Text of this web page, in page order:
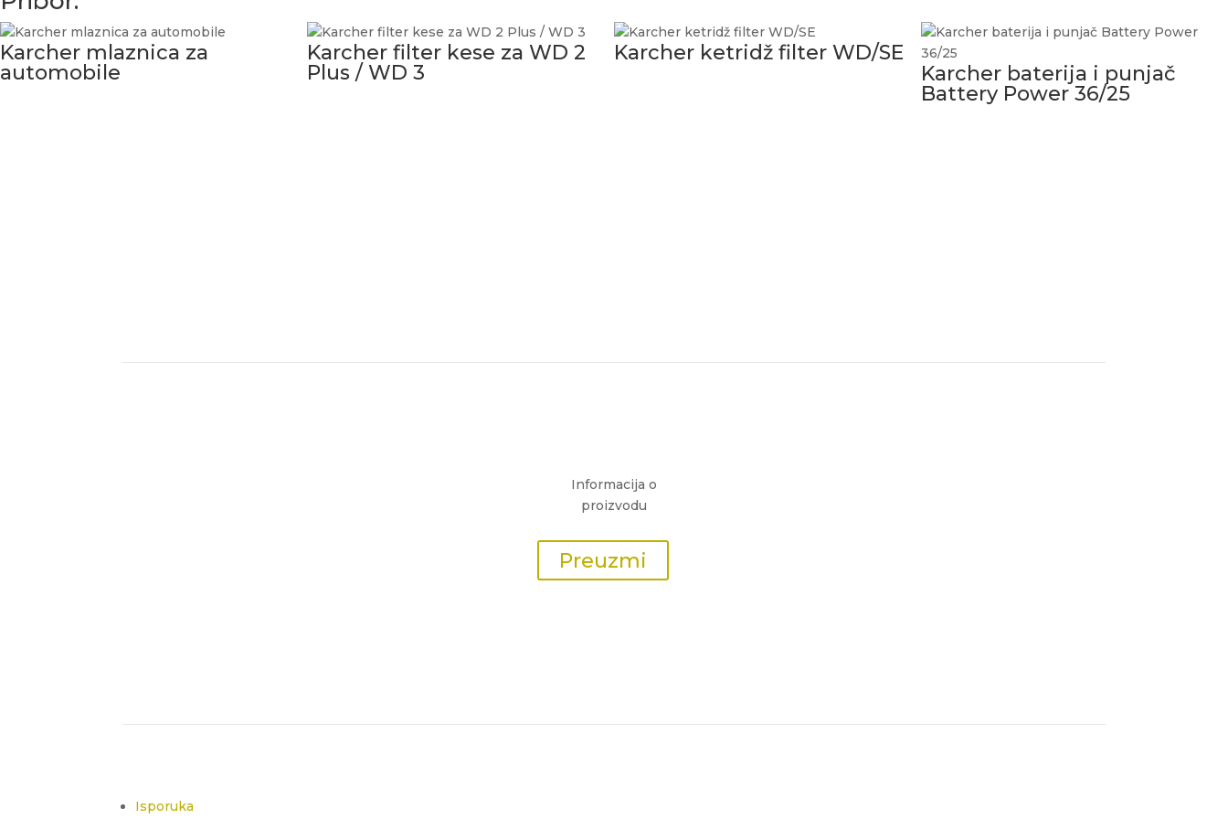
Karcher mlaznica za
automobile
Karcher filter kese za WD 2
Plus / WD 3
Karcher ketridž filter WD/SE
Karcher baterija i punjač
Battery Power 36/25
Informacija o
proizvodu
Preuzmi
Isporuka